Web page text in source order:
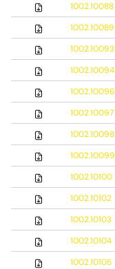
1002.10088
1002.10089
1002.10093
1002.10094
1002.10096
1002.10097
1002.10098
1002.10099
1002.10100
1002.10102
1002.10103
1002.10104
1002.10105